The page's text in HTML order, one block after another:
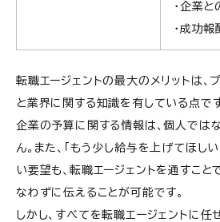
・企業
・成功
転職エージェントの最大のメリットは、
と業界に関する知識を有している点で
企業の予算に関する情報は、個人では
ん。また、「もう少し給与を上げてほし
い要望も、転職エージェントを通すこと
なわずに伝えることが可能です。
しかし、すべてを転職エージェントに任